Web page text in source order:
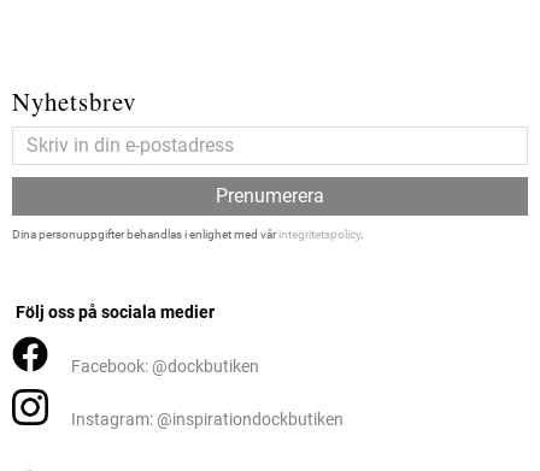
Nyhetsbrev
Prenumerera
Dina personuppgifter behandlas i enlighet med vårintegritetspolicy.
Följ oss på sociala medier
Facebook: @dockbutiken
Instagram: @inspirationdockbutiken